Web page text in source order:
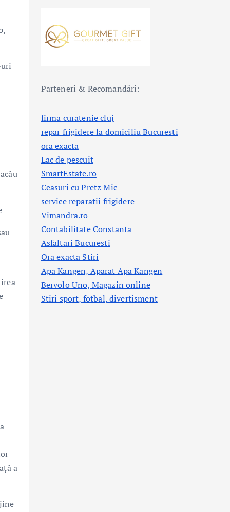
a
Parteneri & Recomandări:
firma curatenie cluj
repar frigidere la domiciliu Bucuresti
ora exacta
Lac de pescuit
SmartEstate.ro
Ceasuri cu Pretz Mic
service reparatii frigidere
Vimandra.ro
Contabilitate Constanta
Asfaltari Bucuresti
Ora exacta Stiri
Apa Kangen, Aparat Apa Kangen
Bervolo Uno, Magazin online
Stiri sport, fotbal,divertisment